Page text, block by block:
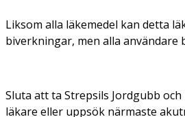
Liksom alla läkemedel kan detta
biverkningar, men alla användare
Sluta att ta Strepsils Jordgubb
läkare eller uppsök närmaste